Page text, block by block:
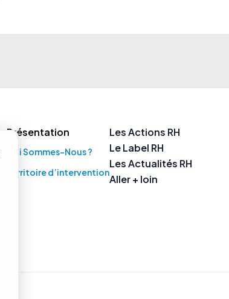
Présentation
Qui Sommes-Nous ?
Territoire d’intervention
Les Actions RH
Le Label RH
Les Actualités RH
Aller + loin